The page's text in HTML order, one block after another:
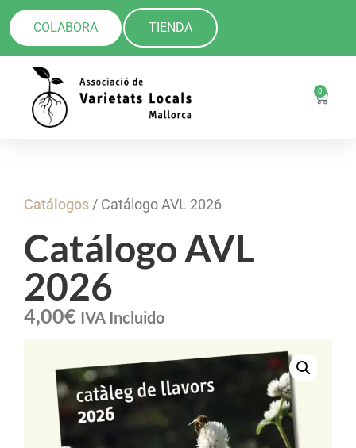
COLABORA TIENDA
0
Catálogos / Catálogo AVL 2026
Catálogo AVL
2026
4,00€ IVA Incluido